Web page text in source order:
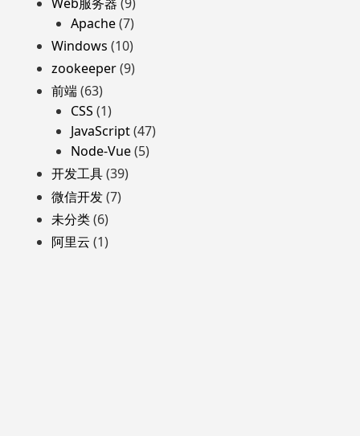
Apache(7)
Windows (10)
zookeeper(9)
前端(63)
CSS (1)
JavaScript(47)
Node-Vue(5)
开发工具(39)
微信开发(7)
未分类(6)
阿里云 (1)